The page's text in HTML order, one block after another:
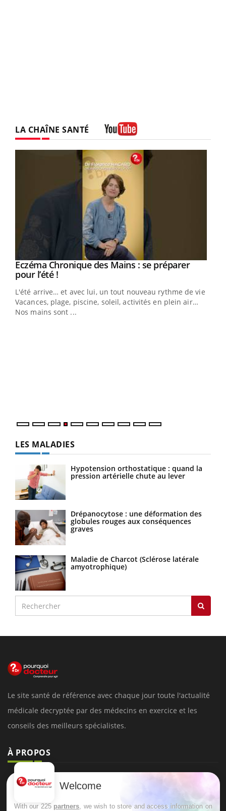
LA CHAÎNE SANTÉ
Youtube
Eczéma Chronique des Mains : se préparer
pour l’été !Youtube
L'été arrive… et avec lui, un tout nouveau rythme de vie !
Vacances, plage, piscine, soleil, activités en plein air…
Nos mains sont ...
LES MALADIES
Hypotension orthostatique : quand la
pression artérielle chute au lever
Drépanocytose : une déformation des
globules rouges aux conséquences
graves
Maladie de Charcot (Sclérose latérale
amyotrophique)
Le site santé de référence avec chaque jour toute l'actualité
médicale decryptée par des médecins en exercice et les
conseils des meilleurs spécialistes.
À PROPOS
Données personnelles et cookies
Welcome
With our 225 partners , we wish to store and access information on